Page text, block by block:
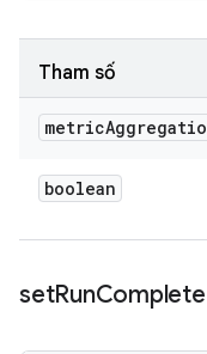
Tham số
metric
boolean
setRunComplete